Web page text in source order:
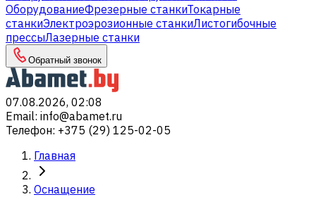
ОборудованиеФрезерные станкиТокарные
станкиЭлектроэрозионные станкиЛистогибочные
прессыЛазерные станки
Обратный звонок
07.08.2026, 02:08
Email: info@abamet.ru
Телефон: +375 (29) 125-02-05
Главная
Оснащение